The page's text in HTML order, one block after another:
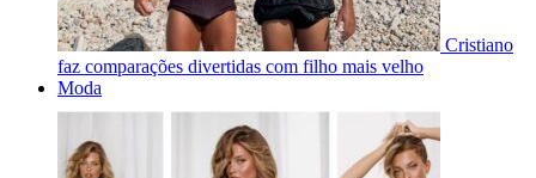
Cristiano
faz comparações divertidas com filho mais velho
Moda